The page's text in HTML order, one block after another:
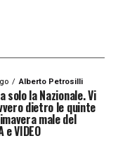
Alberto Petrosilli
solo la Nazionale. Vi
dietro le quinte
male del
VIDEO